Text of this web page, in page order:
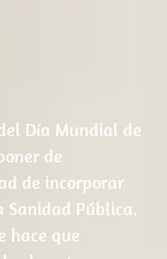
Día Mundial de
de
de incorporar
Sanidad Pública.
hace que